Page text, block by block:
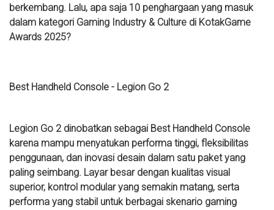
berkembang. Lalu, apa saja 10 penghargaan yang masuk
dalam kategori Gaming Industry & Culture di KotakGame
Awards 2025?
Best Handheld Console - Legion Go 2
Legion Go 2 dinobatkan sebagai Best Handheld Console
karena mampu menyatukan performa tinggi, fleksibilitas
penggunaan, dan inovasi desain dalam satu paket yang
paling seimbang. Layar besar dengan kualitas visual
superior, kontrol modular yang semakin matang, serta
performa yang stabil untuk berbagai skenario gaming